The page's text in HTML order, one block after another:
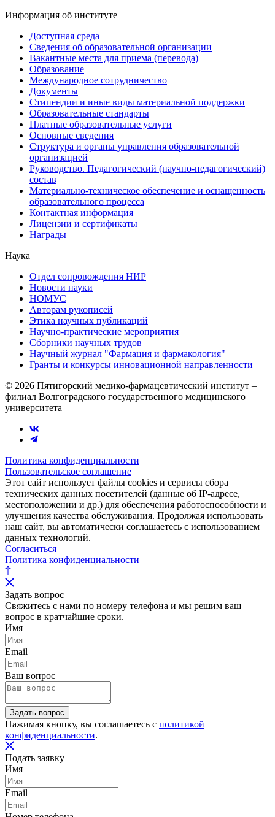
Информация об институте
Доступная среда
Сведения об образовательной организации
Вакантные места для приема (перевода)
Образование
Международное сотрудничество
Документы
Стипендии и иные виды материальной поддержки
Образовательные стандарты
Платные образовательные услуги
Основные сведения
Структура и органы управления образовательной
организацией
Руководство. Педагогический (научно-педагогический)
состав
Материально-техническое обеспечение и оснащенность
образовательного процесса
Контактная информация
Лицензии и сертификаты
Награды
Наука
Отдел сопровождения НИР
Новости науки
НОМУС
Авторам рукописей
Этика научных публикаций
Научно-практические мероприятия
Сборники научных трудов
Научный журнал "Фармация и фармакология"
Гранты и конкурсы инновационной направленности
© 2026 Пятигорский медико-фармацевтический институт –
филиал Волгоградского государственного медицинского
университета
Политика конфиденциальности
Пользовательское соглашение
Этот сайт использует файлы cookies и сервисы сбора
технических данных посетителей (данные об IP-адресе,
местоположении и др.) для обеспечения работоспособности и
улучшения качества обслуживания. Продолжая использовать
наш сайт, вы автоматически соглашаетесь с использованием
данных технологий.
Согласиться
Политика конфиденциальности
Задать вопрос
Свяжитесь с нами по номеру телефона и мы решим ваш
вопрос в кратчайшие сроки.
Имя
Email
Ваш вопрос
Задать вопрос
Нажимая кнопку, вы соглашаетесь с политикой
конфиденциальности.
Подать заявку
Имя
Email